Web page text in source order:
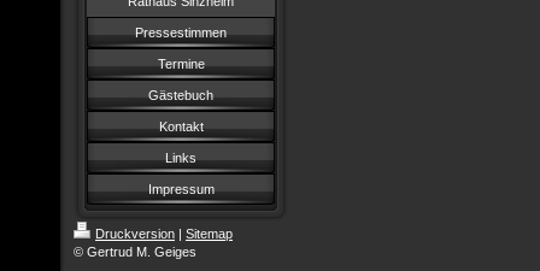
Pressestimmen
Termine
Gästebuch
Kontakt
Links
Impressum
Druckversion | Sitemap
© Gertrud M. Geiges